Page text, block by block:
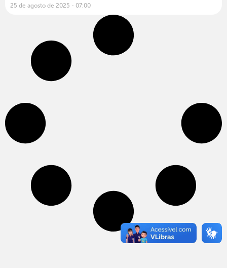
25 de agosto de 2025 07:00